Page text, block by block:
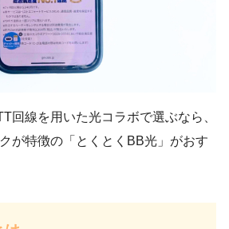
回線を用いた光コラボで選ぶなら、
が特徴の「とくとくBB光」がおす